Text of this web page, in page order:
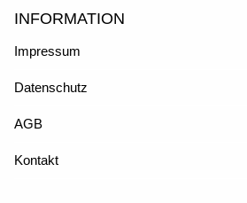
INFORMATION
Impressum
Datenschutz
AGB
Kontakt